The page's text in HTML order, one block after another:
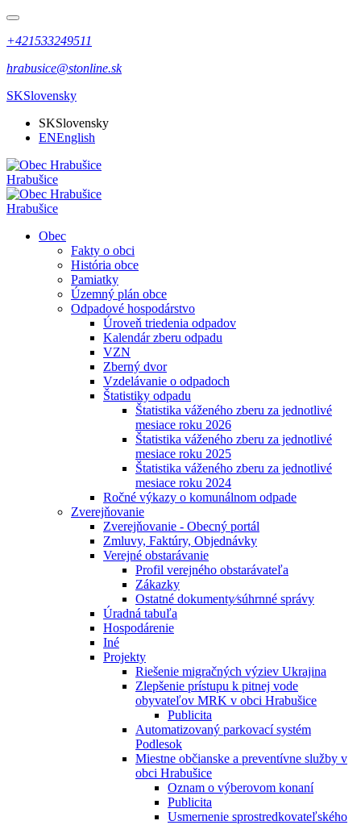
+421533249511
hrabusice@stonline.sk
SKSlovensky
SKSlovensky
ENEnglish
Hrabušice
Hrabušice
Obec
Fakty o obci
História obce
Pamiatky
Územný plán obce
Odpadové hospodárstvo
Úroveň triedenia odpadov
Kalendár zberu odpadu
VZN
Zberný dvor
Vzdelávanie o odpadoch
Štatistiky odpadu
Štatistika váženého zberu za jednotlivé
mesiace roku 2026
Štatistika váženého zberu za jednotlivé
mesiace roku 2025
Štatistika váženého zberu za jednotlivé
mesiace roku 2024
Ročné výkazy o komunálnom odpade
Zverejňovanie
Zverejňovanie - Obecný portál
Zmluvy, Faktúry, Objednávky
Verejné obstarávanie
Profil verejného obstarávateľa
Zákazky
Ostatné dokumenty⁄súhrnné správy
Úradná tabuľa
Hospodárenie
Iné
Projekty
Riešenie migračných výziev Ukrajina
Zlepšenie prístupu k pitnej vode
obyvateľov MRK v obci Hrabušice
Publicita
Automatizovaný parkovací systém
Podlesok
Miestne občianske a preventívne služby v
obci Hrabušice
Oznam o výberovom konaní
Publicita
Usmernenie sprostredkovateľského